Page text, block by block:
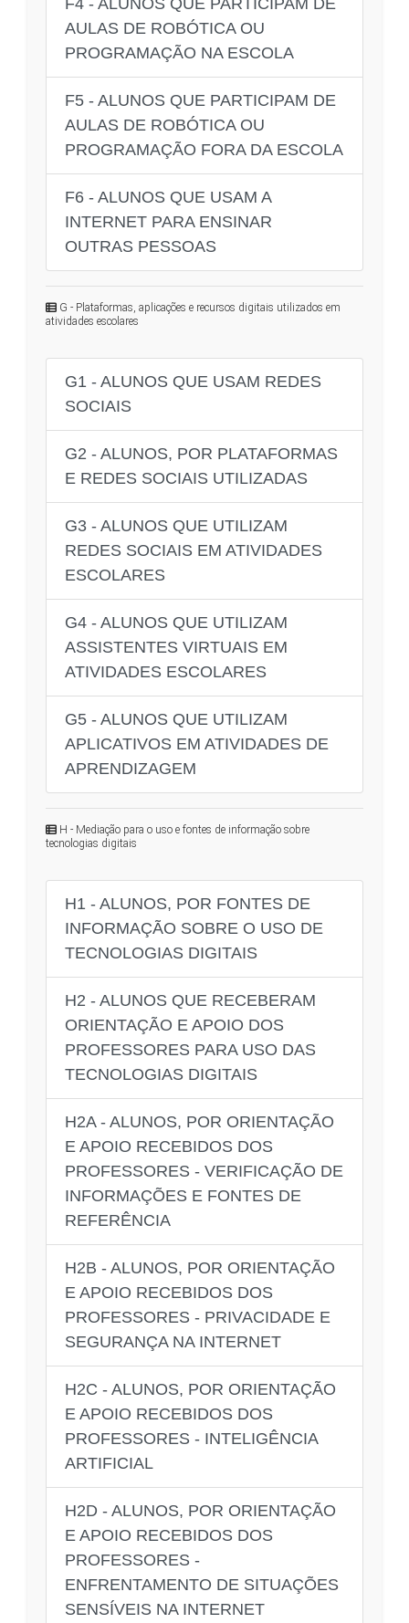
AULAS DE ROBÓTICA OU
PROGRAMAÇÃO NA ESCOLA
F5 - ALUNOS QUE PARTICIPAM DE
AULAS DE ROBÓTICA OU
PROGRAMAÇÃO FORA DA ESCOLA
F6 - ALUNOS QUE USAM A
INTERNET PARA ENSINAR
OUTRAS PESSOAS
G - Plataformas, aplicações e recursos digitais utilizados em
atividades escolares
G1 - ALUNOS QUE USAM REDES
SOCIAIS
G2 - ALUNOS, POR PLATAFORMAS
E REDES SOCIAIS UTILIZADAS
G3 - ALUNOS QUE UTILIZAM
REDES SOCIAIS EM ATIVIDADES
ESCOLARES
G4 - ALUNOS QUE UTILIZAM
ASSISTENTES VIRTUAIS EM
ATIVIDADES ESCOLARES
G5 - ALUNOS QUE UTILIZAM
APLICATIVOS EM ATIVIDADES DE
APRENDIZAGEM
H - Mediação para o uso e fontes de informação sobre
tecnologias digitais
H1 - ALUNOS, POR FONTES DE
INFORMAÇÃO SOBRE O USO DE
TECNOLOGIAS DIGITAIS
H2 - ALUNOS QUE RECEBERAM
ORIENTAÇÃO E APOIO DOS
PROFESSORES PARA USO DAS
TECNOLOGIAS DIGITAIS
H2A - ALUNOS, POR ORIENTAÇÃO
E APOIO RECEBIDOS DOS
PROFESSORES - VERIFICAÇÃO DE
INFORMAÇÕES E FONTES DE
REFERÊNCIA
H2B - ALUNOS, POR ORIENTAÇÃO
E APOIO RECEBIDOS DOS
PROFESSORES - PRIVACIDADE E
SEGURANÇA NA INTERNET
H2C - ALUNOS, POR ORIENTAÇÃO
E APOIO RECEBIDOS DOS
PROFESSORES - INTELIGÊNCIA
ARTIFICIAL
H2D - ALUNOS, POR ORIENTAÇÃO
E APOIO RECEBIDOS DOS
PROFESSORES -
ENFRENTAMENTO DE SITUAÇÕES
SENSÍVEIS NA INTERNET